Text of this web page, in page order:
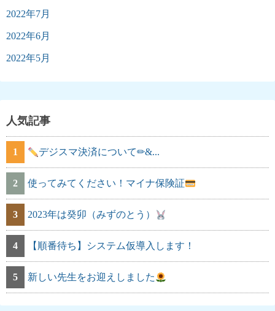
2022年7月
2022年6月
2022年5月
人気記事
1 デジスマ決済について✏&...
2 使ってみてください！マイナ保険証
3 2023年は癸卯（みずのとう）
4 【順番待ち】システム仮導入します！
5 新しい先生をお迎えしました